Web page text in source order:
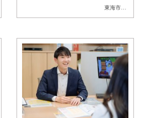
東海市
,大府市